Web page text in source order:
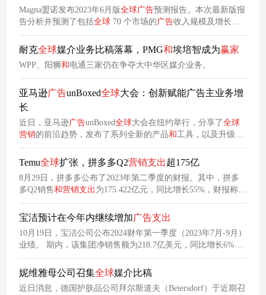
Magna盟诺发布2023年6月版全球广告预测报告。本次最新版报
告分析并预测了包括全球 70 个市场的广告收入规模及增长。
继2022年增长5%之后，中国媒体主的广告收入将在今年增长
8%，有望达到1万亿元人民币。
耐克全球媒介业务比稿落幕，PMG和埃培智成为赢家
WPP、阳狮和 电通三家仍在争夺大中华区媒介业务。
亚马逊广告unBoxed全球大会：创新赋能广告主业务增
长
近日，亚马逊广告unBoxed全球大会在纽约举行，分享了全球
营销的前沿趋势，发布了系列全新的产品和工具，以及升级更
新解决方案。
Temu全球扩张，拼多多Q2营销支出超175亿
8月29日，拼多多公布了2023年第二季度的财报。其中，拼多
多Q2销售和营销支出 为175.422亿元，同比增长55%，财报称源
于促销和广告活动支出增加
宝洁预计在今年内继续增加广告支出
10月19日，宝洁公司公布2024财年第一季度（2023年7月-9月）
业绩。 期内，该集团净销售额为218.7亿美元，同比增长6%，
有机销售额增长7%，高于分析师预期的5.8%；净利润达45.56
亿美元，上年同期为39.4亿美元；毛利率为52%，高于分析师
预期的49.3%。 从数据来看，无论是净销售额还是净利润，均
创下同期历史新高。 值得关注的是，本季度将广告 支出增加
妮维雅母公司召集全球媒介比稿
近日消息，德国护肤品公司拜尔斯道夫（Beiersdorf）于近期召